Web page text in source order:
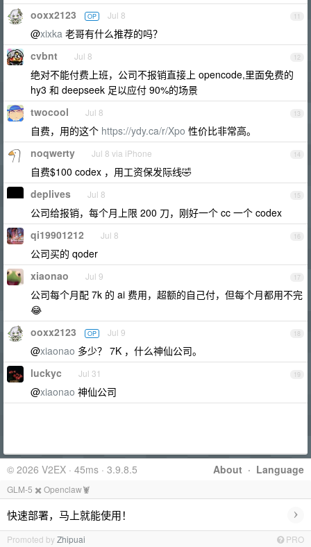
11
ooxx2123 OP Jul 8
@xixka 老哥有什么推荐的吗？
12
cvbnt Jul 8
绝对不能付费上班，公司不报销直接上 opencode,里面免费的
hy3 和 deepseek 足以应付 90%的场景
13
twocool Jul 8
自费，用的这个 https://ydy.ca/r/Xpo 性价比非常高。
14
noqwerty Jul 8 via iPhone
自费$100 codex ，用工资保发际线🤣
15
deplives Jul 8
公司给报销，每个月上限 200 刀，刚好一个 cc 一个 codex
16
qi19901212 Jul 8
公司买的 qoder
17
xiaonao Jul 9
公司每个月配 7k 的 ai 费用，超额的自己付，但每个月都用不完
😂
18
ooxx2123 OP Jul 9
@xiaonao 多少？ 7K ，什么神仙公司。
19
luckyc Jul 31
@xiaonao 神仙公司
About · Language
© 2026 V2EX · 45ms · 3.9.8.5
GLM-5 ✖️ Openclaw🦞
快速部署，马上就能使用！ ›
Promoted byZhipuai PRO